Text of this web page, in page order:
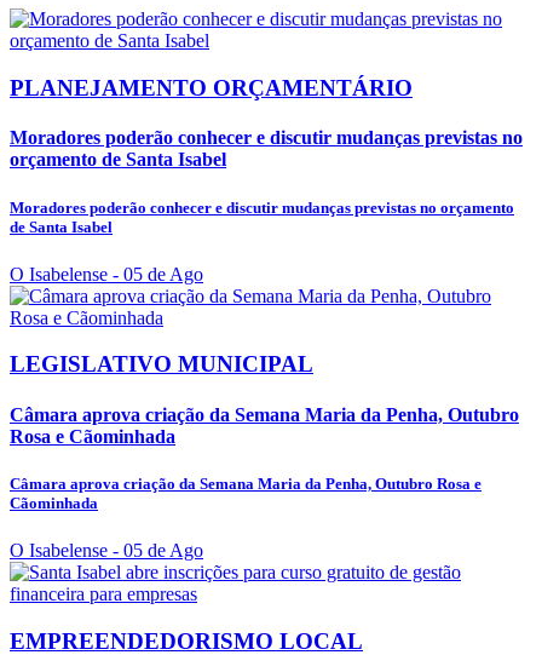
PLANEJAMENTO ORÇAMENTÁRIO
Moradores poderão conhecer e discutir mudanças previstas no
orçamento de Santa Isabel
Moradores poderão conhecer e discutir mudanças previstas no orçamento
de Santa Isabel
O Isabelense - 05 de Ago
LEGISLATIVO MUNICIPAL
Câmara aprova criação da Semana Maria da Penha, Outubro
Rosa e Cãominhada
Câmara aprova criação da Semana Maria da Penha, Outubro Rosa e
Cãominhada
O Isabelense - 05 de Ago
EMPREENDEDORISMO LOCAL